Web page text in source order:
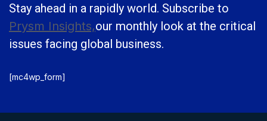
Stay ahead in a rapidly world. Subscribe to
Prysm Insights,our monthly look at the critical
issues facing global business.
[mc4wp_form]